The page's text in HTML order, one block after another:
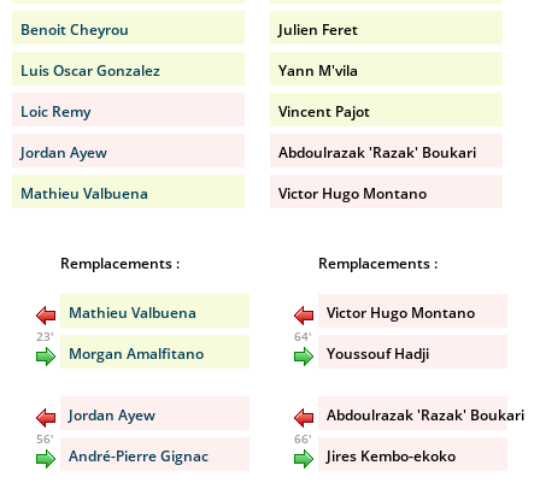
Benoit Cheyrou
Luis Oscar Gonzalez
Loic Remy
Jordan Ayew
Mathieu Valbuena
Julien Feret
Yann M'vila
Vincent Pajot
Abdoulrazak 'Razak' Boukari
Victor Hugo Montano
Remplacements :
Mathieu Valbuena
23'
Morgan Amalfitano
Jordan Ayew
56'
André-Pierre Gignac
Remplacements :
Victor Hugo Montano
64'
Youssouf Hadji
Abdoulrazak 'Razak' Boukari
66'
Jires Kembo-ekoko